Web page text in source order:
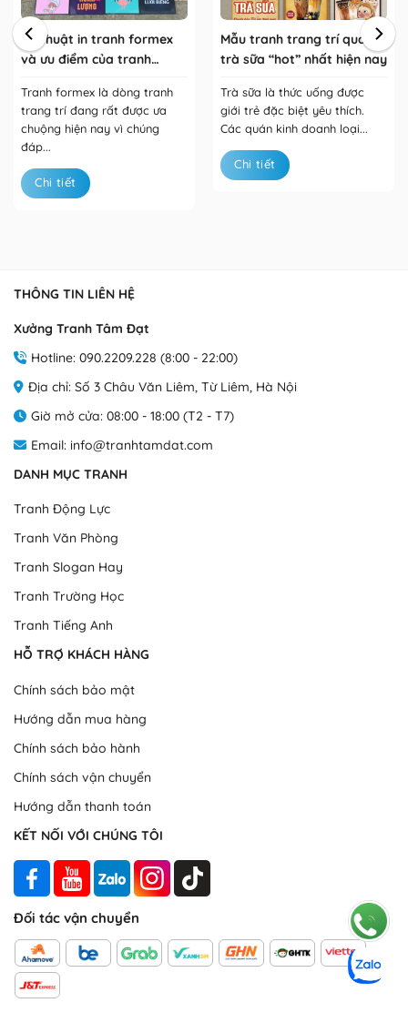
Kỹ thuật in tranh formex
và ưu điểm của tranh
Tranh formex là dòng tranh
trang trí đang rất được ưa
chuộng hiện nay vì chúng
đáp...
Chi tiết
Mẫu tranh trang trí quán
trà sữa “hot” nhất hiện nay
Trà sữa là thức uống được
giới trẻ đặc biệt yêu thích.
Các quán kinh doanh loại...
Chi tiết
THÔNG TIN LIÊN HỆ
Xưởng Tranh Tâm Đạt
Hotline: 090.2209.228 (8:00 - 22:00)
Địa chỉ: Số 3 Châu Văn Liêm, Từ Liêm, Hà Nội
Giờ mở cửa: 08:00 - 18:00 (T2 - T7)
Email: info@tranhtamdat.com
DANH MỤC TRANH
Tranh Động Lực
Tranh Văn Phòng
Tranh Slogan Hay
Tranh Trường Học
Tranh Tiếng Anh
HỖ TRỢ KHÁCH HÀNG
Chính sách bảo mật
Hướng dẫn mua hàng
Chính sách bảo hành
Chính sách vận chuyển
Hướng dẫn thanh toán
KẾT NỐI VỚI CHÚNG TÔI
Đối tác vận chuyển